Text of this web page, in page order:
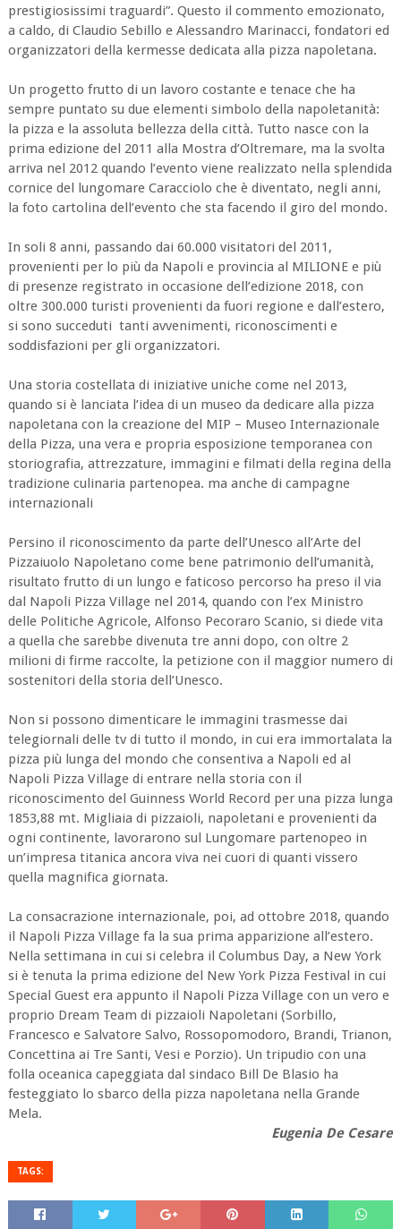
prestigiosissimi traguardi”. Questo il commento emozionato,
a caldo, di Claudio Sebillo e Alessandro Marinacci, fondatori ed
organizzatori della kermesse dedicata alla pizza napoletana.
Un progetto frutto di un lavoro costante e tenace che ha
sempre puntato su due elementi simbolo della napoletanità:
la pizza e la assoluta bellezza della città. Tutto nasce con la
prima edizione del 2011 alla Mostra d’Oltremare, ma la svolta
arriva nel 2012 quando l’evento viene realizzato nella splendida
cornice del lungomare Caracciolo che è diventato, negli anni,
la foto cartolina dell’evento che sta facendo il giro del mondo.
In soli 8 anni, passando dai 60.000 visitatori del 2011,
provenienti per lo più da Napoli e provincia al MILIONE e più
di presenze registrato in occasione dell’edizione 2018, con
oltre 300.000 turisti provenienti da fuori regione e dall’estero,
si sono succeduti tanti avvenimenti, riconoscimenti e
soddisfazioni per gli organizzatori.
Una storia costellata di iniziative uniche come nel 2013,
quando si è lanciata l’idea di un museo da dedicare alla pizza
napoletana con la creazione del MIP – Museo Internazionale
della Pizza, una vera e propria esposizione temporanea con
storiografia, attrezzature, immagini e filmati della regina della
tradizione culinaria partenopea. ma anche di campagne
internazionali
Persino il riconoscimento da parte dell’Unesco all’Arte del
Pizzaiuolo Napoletano come bene patrimonio dell’umanità,
risultato frutto di un lungo e faticoso percorso ha preso il via
dal Napoli Pizza Village nel 2014, quando con l’ex Ministro
delle Politiche Agricole, Alfonso Pecoraro Scanio, si diede vita
a quella che sarebbe divenuta tre anni dopo, con oltre 2
milioni di firme raccolte, la petizione con il maggior numero di
sostenitori della storia dell’Unesco.
Non si possono dimenticare le immagini trasmesse dai
telegiornali delle tv di tutto il mondo, in cui era immortalata la
pizza più lunga del mondo che consentiva a Napoli ed al
Napoli Pizza Village di entrare nella storia con il
riconoscimento del Guinness World Record per una pizza lunga
1853,88 mt. Migliaia di pizzaioli, napoletani e provenienti da
ogni continente, lavorarono sul Lungomare partenopeo in
un’impresa titanica ancora viva nei cuori di quanti vissero
quella magnifica giornata.
La consacrazione internazionale, poi, ad ottobre 2018, quando
il Napoli Pizza Village fa la sua prima apparizione all’estero.
Nella settimana in cui si celebra il Columbus Day, a New York
si è tenuta la prima edizione del New York Pizza Festival in cui
Special Guest era appunto il Napoli Pizza Village con un vero e
proprio Dream Team di pizzaioli Napoletani (Sorbillo,
Francesco e Salvatore Salvo, Rossopomodoro, Brandi, Trianon,
Concettina ai Tre Santi, Vesi e Porzio). Un tripudio con una
folla oceanica capeggiata dal sindaco Bill De Blasio ha
festeggiato lo sbarco della pizza napoletana nella Grande
Mela.
Eugenia De Cesare
TAGS: